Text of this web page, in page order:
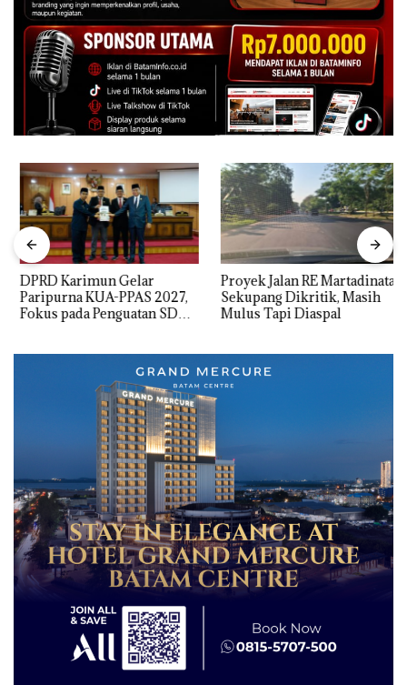
DPRD Karimun Gelar
Paripurna KUA-PPAS 2027,
Fokus pada Penguatan SDM,
Proyek Jalan RE Martadinata
Sekupang Dikritik, Masih
Mulus Tapi Diaspal